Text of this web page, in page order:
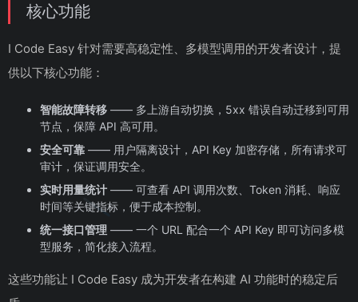
核心功能
I Code Easy 针对需要高稳定性、多模型调用的开发者设计，提
供以下核心功能：
智能故障转移 —— 多上游自动切换，5xx 错误自动迁移到可用
节点，保障 API 高可用。
安全可靠 —— 用户隔离设计，API Key 加密存储，所有请求可
审计，保证调用安全。
实时用量统计 —— 可查看 API 调用次数、Token 消耗、响应
时间等关键指标，便于成本控制。
统一接口管理 —— 一个 URL 配合一个 API Key 即可访问多模
型服务，简化接入流程。
这些功能让 I Code Easy 成为开发者在构建 AI 功能时的稳定后